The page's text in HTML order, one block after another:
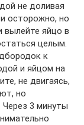
не доливая
осторожно, но
вылейте яйцо в
целым.
к
и яйцом на
не двигаясь,
но
3 минуты